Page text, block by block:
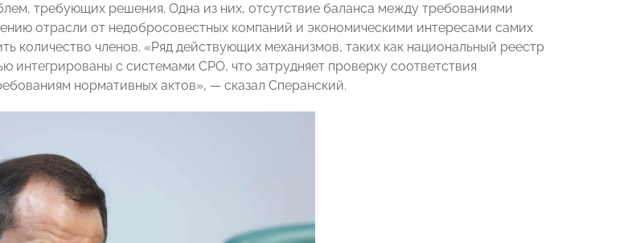
требующих решения. Одна из них, отсутствие баланса между требованиями
отрасли от недобросовестных компаний и экономическими интересами самих
количество членов. «Ряд действующих механизмов, таких как национальный реестр
интегрированы с системами СРО, что затрудняет проверку соответствия
нормативных актов», — сказал Сперанский.